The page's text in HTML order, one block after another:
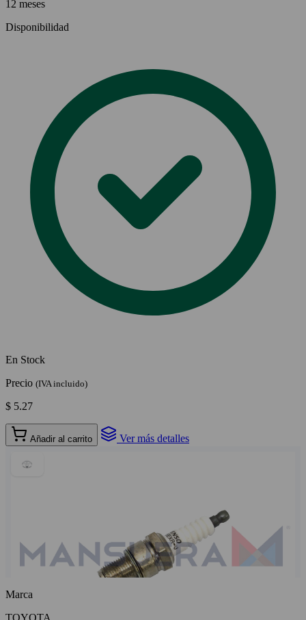
12 meses
Disponibilidad
En Stock
Precio (IVA incluido)
$ 5.27
Añadir al carrito Ver más detalles
Marca
TOYOTA